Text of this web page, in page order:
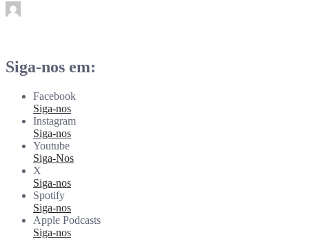
Siga-nos em:
Facebook
Siga-nos
Instagram
Siga-nos
Youtube
Siga-Nos
X
Siga-nos
Spotify
Siga-nos
Apple Podcasts
Siga-nos